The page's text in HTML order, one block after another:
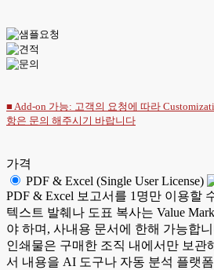
■ Add-on 가능: 고객의 요청에 따라
항은 문의 해주시기 바랍니다
가격
PDF & Excel (Single User License)
PDF & Excel 보고서를 1명만 이용할
텍스트 발췌나 도표 복사는 Value
야 하며, 사내용 문서에 한해 가능합
인쇄물은 구매한 조직 내에서만 보관
서 내용을 AI 도구나 자동 분석 플랫